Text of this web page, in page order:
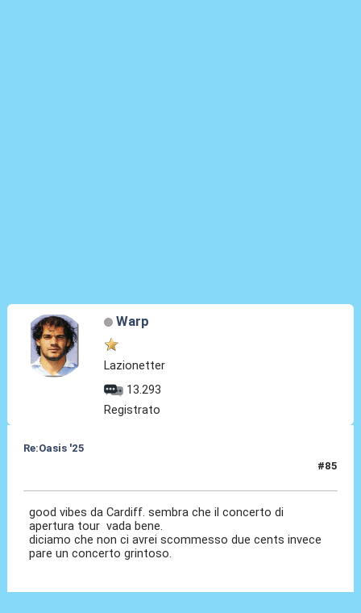
Warp
Lazionetter
13.293
Registrato
Re:Oasis '25
#85
good vibes da Cardiff. sembra che il concerto di
apertura tour vada bene.
diciamo che non ci avrei scommesso due cents invece
pare un concerto grintoso.